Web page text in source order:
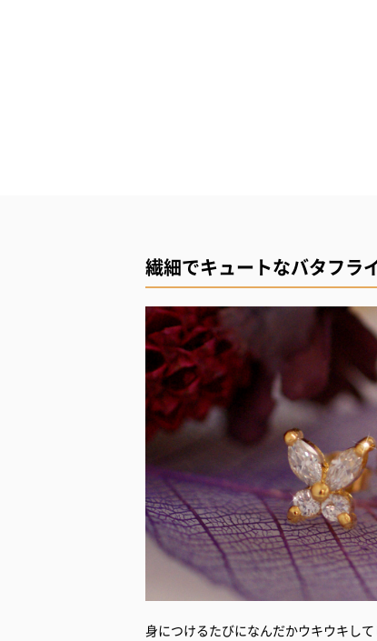
繊細でキュートなバタフラ
身につけるたびになんだかウキウキし